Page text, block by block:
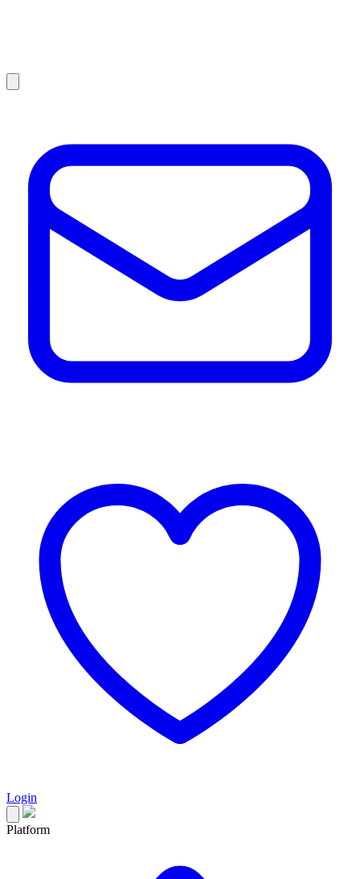
Login
Platform